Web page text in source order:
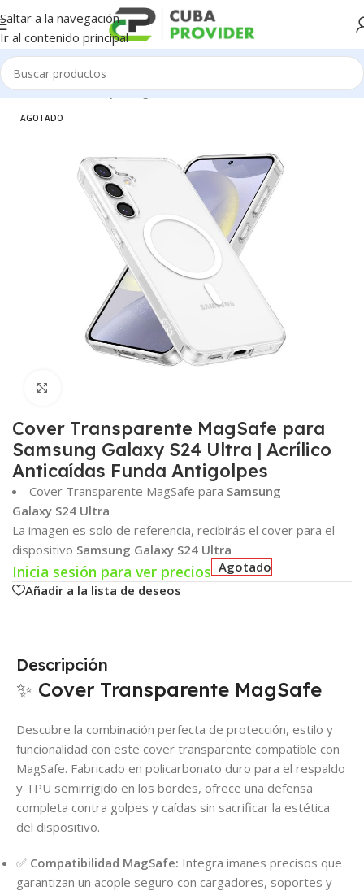
Saltar a la navegación
Ir al contenido principal
Inicio/Accesorios y Gadgets/Forros de Celulares
AGOTADO
Cover Transparente MagSafe para
Samsung Galaxy S24 Ultra | Acrílico
Anticaídas Funda Antigolpes
Cover Transparente MagSafe para Samsung
Galaxy S24 Ultra
La imagen es solo de referencia, recibirás el cover para el
dispositivo Samsung Galaxy S24 Ultra
Inicia sesión para ver precios Agotado
Añadir a la lista de deseos
Descripción
✨ Cover Transparente MagSafe
Descubre la combinación perfecta de protección, estilo y
funcionalidad con este cover transparente compatible con
MagSafe. Fabricado en policarbonato duro para el respaldo
y TPU semirrígido en los bordes, ofrece una defensa
completa contra golpes y caídas sin sacrificar la estética
del dispositivo.
✅ Compatibilidad MagSafe: Integra imanes precisos que
garantizan un acople seguro con cargadores, soportes y